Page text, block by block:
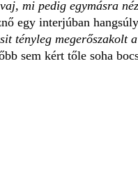
mi pedig egymásra
egy interjúban
tényleg megerőszakolt
sem kért tőle soha